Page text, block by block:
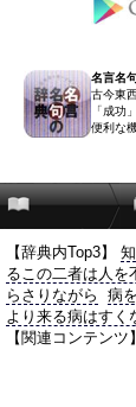
名言名
古今東
「成功
便利な
【辞典内Top3】
るこの二者は人を
らさりながら
病
より来る病はすく
【関連コンテンツ】